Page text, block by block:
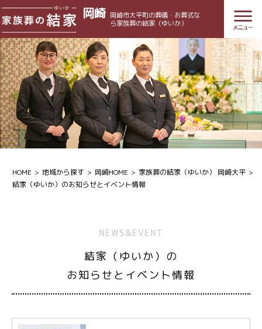
岡崎 岡崎市大平町の葬儀・お葬式な
ら家族葬の結家（ゆいか）
HOME 地域から探す 岡崎HOME
家族葬の結家（ゆいか） 岡崎大平
結家（ゆいか）のお知らせとイベント情報
NEWS&EVENT
結家（ゆいか）の
お知らせとイベント情報